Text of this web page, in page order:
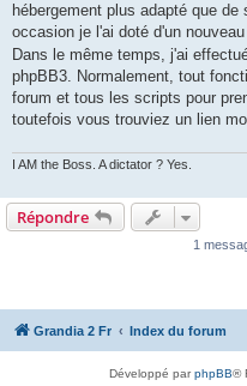
hébergement plus adapté que
occasion je l'ai doté d'un
Dans le même temps, j'ai
phpBB3. Normalement, tout
forum et tous les scripts pour
toutefois vous trouviez un lien
I AM the Boss. A dictator ? Yes.
Répondre
1
Grandia 2 Fr Index du forum
Développé parphpBB®